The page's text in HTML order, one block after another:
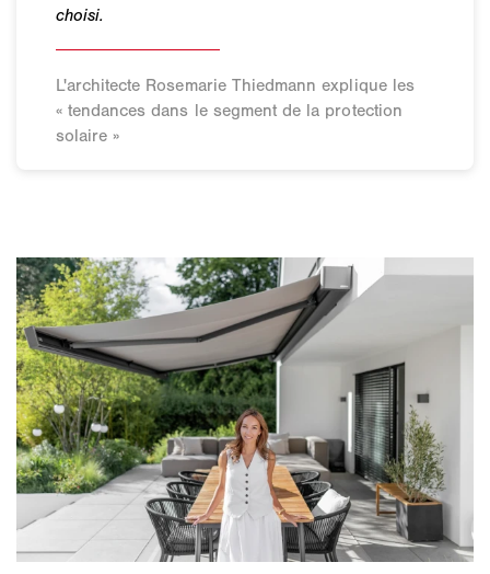
L'architecte Rosemarie Thiedmann explique les
« tendances dans le segment de la protection
solaire »